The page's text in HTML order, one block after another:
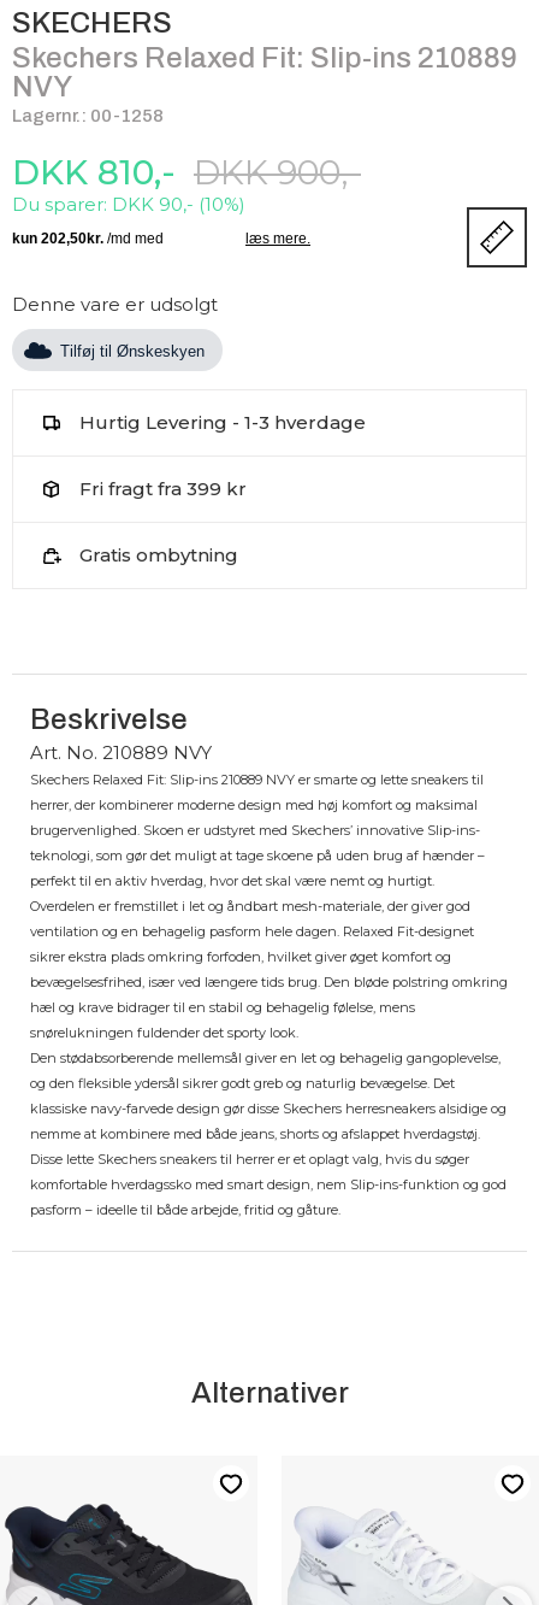
SKECHERS
Skechers Relaxed Fit: Slip-ins 210889
NVY
Lagernr.: 00-1258
DKK 900,-
Du sparer: DKK 90,- (10%)
DKK 810,-
Denne vare er udsolgt
Tilføj til Ønskeskyen
Hurtig Levering - 1-3 hverdage
Fri fragt fra 399 kr
Gratis ombytning
Beskrivelse
Art. No. 210889 NVY
Skechers Relaxed Fit: Slip-ins 210889 NVY er smarte og lette sneakers til
herrer, der kombinerer moderne design med høj komfort og maksimal
brugervenlighed. Skoen er udstyret med Skechers’ innovative Slip-ins-
teknologi, som gør det muligt at tage skoene på uden brug af hænder –
perfekt til en aktiv hverdag, hvor det skal være nemt og hurtigt.
Overdelen er fremstillet i let og åndbart mesh-materiale, der giver god
ventilation og en behagelig pasform hele dagen. Relaxed Fit-designet
sikrer ekstra plads omkring forfoden, hvilket giver øget komfort og
bevægelsesfrihed, især ved længere tids brug. Den bløde polstring omkring
hæl og krave bidrager til en stabil og behagelig følelse, mens
snørelukningen fuldender det sporty look.
Den stødabsorberende mellemsål giver en let og behagelig gangoplevelse,
og den fleksible ydersål sikrer godt greb og naturlig bevægelse. Det
klassiske navy-farvede design gør disse Skechers herresneakers alsidige og
nemme at kombinere med både jeans, shorts og afslappet hverdagstøj.
Disse lette Skechers sneakers til herrer er et oplagt valg, hvis du søger
komfortable hverdagssko med smart design, nem Slip-ins-funktion og god
pasform – ideelle til både arbejde, fritid og gåture.
Alternativer